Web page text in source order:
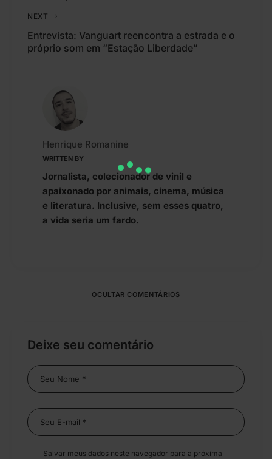
NEXT
Entrevista: Vanguart reencontra a estrada e o
próprio som em “Estação Liberdade”
WRITTEN BY
Henrique Romanine
Jornalista, colecionador de vinil e
apaixonado por animais, cinema, música
e literatura. Inclusive, sem esses quatro,
a vida seria um fardo.
OCULTAR COMENTÁRIOS
Deixe seu comentário
Salvar meus dados neste navegador para a próxima